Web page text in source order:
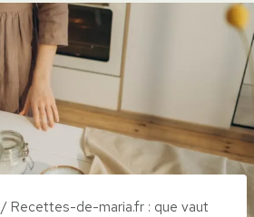
/ Recettes-de-maria.fr : que vaut